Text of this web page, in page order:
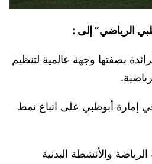
الرياضي” إلى :
بصفتها وجهة عالمية لتنظيم
إمارة أبوظبي على اتباع نمط
والأنشطة البدنية